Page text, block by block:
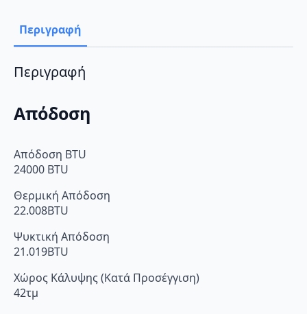
Περιγραφή
Περιγραφή
Απόδοση
Απόδοση BTU
24000 BTU
Θερμική Απόδοση
22.008BTU
Ψυκτική Απόδοση
21.019BTU
Χώρος Κάλυψης (Κατά Προσέγγιση)
42τμ